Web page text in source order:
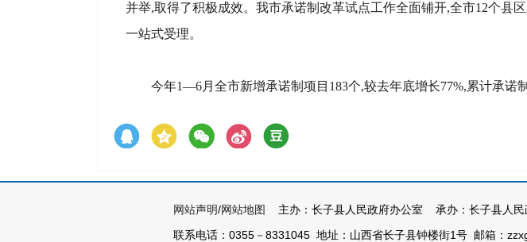
并举,取得了积极成效。我市承诺制改革试点工作全面铺开,全市12个县
一站式受理。
今年1—6月全市新增承诺制项目183个,较去年底增长77%,累计承诺
网站声明/网站地图
主办：长子县人民政府办公室 承办：长子县人民
联系电话：0355－8331045 地址：山西省长子县钟楼街1号 邮箱：